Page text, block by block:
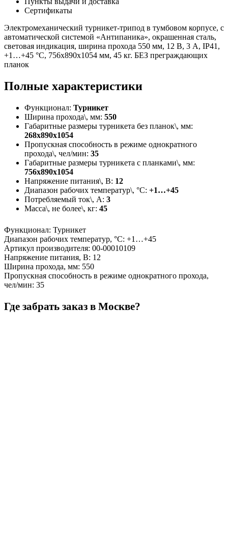
Сертификаты
Электромеханический турникет-трипод в тумбовом корпусе, с
автоматической системой «Антипаника», окрашенная сталь,
световая индикация, ширина прохода 550 мм, 12 В, 3 А, IP41,
+1…+45 °С, 756х890х1054 мм, 45 кг. БЕЗ преграждающих
планок
Полные характеристики
Функционал: Турникет
Ширина прохода\, мм: 550
Габаритные размеры турникета без планок\, мм:
268х890х1054
Пропускная способность в режиме однократного
прохода\, чел/мин: 35
Габаритные размеры турникета с планками\, мм:
756х890х1054
Напряжение питания\, В: 12
Диапазон рабочих температур\, °С: +1…+45
Потребляемый ток\, А: 3
Масса\, не более\, кг: 45
Функционал: Турникет
Диапазон рабочих температур, °С: +1…+45
Артикул производителя: 00-00010109
Напряжение питания, В: 12
Ширина прохода, мм: 550
Пропускная способность в режиме однократного прохода,
чел/мин: 35
Где забрать заказ в Москве?